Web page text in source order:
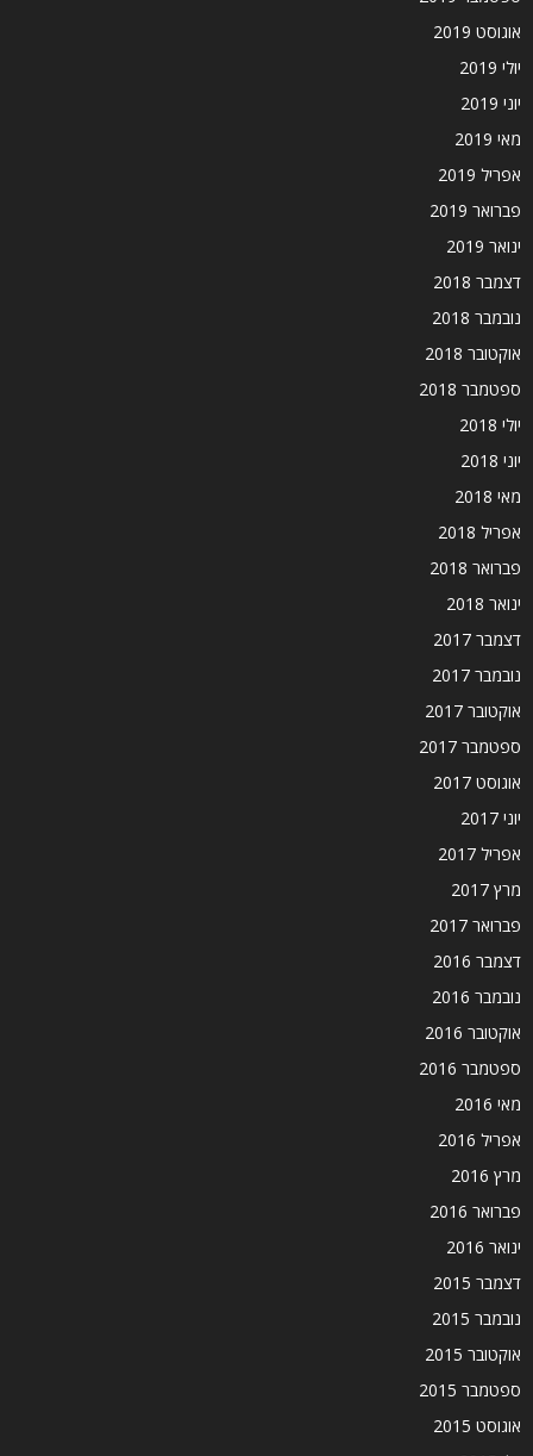
אוגוסט 2019
יולי 2019
יוני 2019
מאי 2019
אפריל 2019
פברואר 2019
ינואר 2019
דצמבר 2018
נובמבר 2018
אוקטובר 2018
ספטמבר 2018
יולי 2018
יוני 2018
מאי 2018
אפריל 2018
פברואר 2018
ינואר 2018
דצמבר 2017
נובמבר 2017
אוקטובר 2017
ספטמבר 2017
אוגוסט 2017
יוני 2017
אפריל 2017
מרץ 2017
פברואר 2017
דצמבר 2016
נובמבר 2016
אוקטובר 2016
ספטמבר 2016
מאי 2016
אפריל 2016
מרץ 2016
פברואר 2016
ינואר 2016
דצמבר 2015
נובמבר 2015
אוקטובר 2015
ספטמבר 2015
אוגוסט 2015